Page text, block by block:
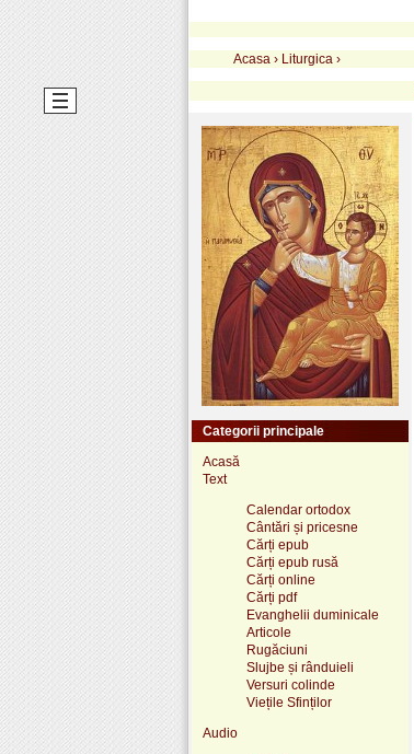
Acasa › Liturgica ›
Categorii principale
Acasă
Text
Calendar ortodox
Cântări și pricesne
Cărți epub
Cărți epub rusă
Cărți online
Cărți pdf
Evanghelii duminicale
Articole
Rugăciuni
Slujbe și rânduieli
Versuri colinde
Viețile Sfinților
Audio